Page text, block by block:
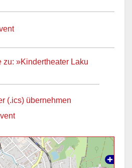
zu: »Kindertheater Laku
(.ics) übernehmen